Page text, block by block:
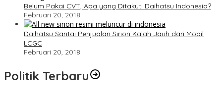
Belum Pakai CVT, Apa yang Ditakuti Daihatsu Indonesia?
Februari 20, 2018
Daihatsu Santai Penjualan Sirion Kalah Jauh dari Mobil
LCGC
Februari 20, 2018
Politik Terbaru